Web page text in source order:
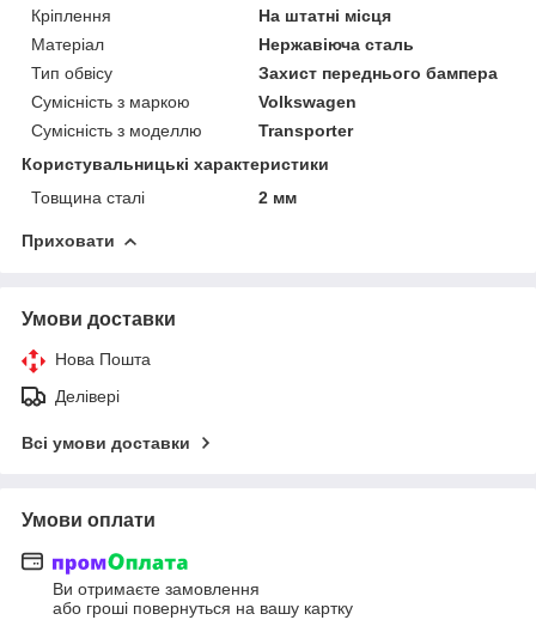
Кріплення
На штатні місця
Матеріал
Нержавіюча сталь
Тип обвісу
Захист переднього бампера
Сумісність з маркою
Volkswagen
Сумісність з моделлю
Transporter
Користувальницькі характеристики
Товщина сталі
2 мм
Приховати
Умови доставки
Нова Пошта
Делівері
Всі умови доставки
Умови оплати
Ви отримаєте замовлення
або гроші повернуться на вашу картку